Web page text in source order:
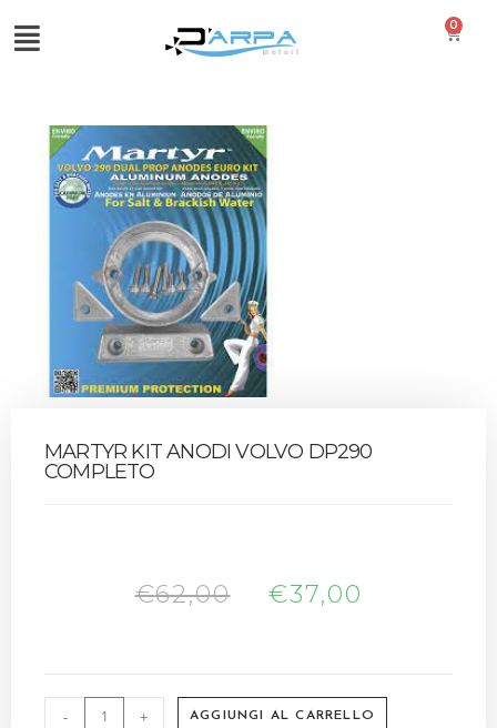
0
MARTYR KIT ANODI VOLVO DP290
COMPLETO
€62,00 €37,00
- + AGGIUNGI AL CARRELLO